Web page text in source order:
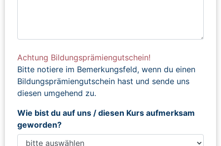
Achtung Bildungsprämiengutschein!
Bitte notiere im Bemerkungsfeld, wenn du einen
Bildungsprämiengutschein hast und sende uns
diesen umgehend zu.
Wie bist du auf uns / diesen Kurs aufmerksam
geworden?